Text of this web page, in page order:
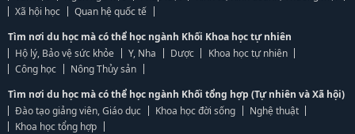
Xã hội học
Quan hệ quốc tế
Tìm nơi du học mà có thể học ngành Khối Khoa học tự nhiên
Hộ lý, Bảo vệ sức khỏe
Y, Nha Dược
Khoa học tự nhiên
Công học
Nông Thủy sản
Tìm nơi du học mà có thể học ngành Khối tổng hợp (Tự nhiên và Xã hội)
Đào tạo giảng viên, Giáo dục
Khoa học đời sống
Nghệ thuật
Khoa học tổng hợp